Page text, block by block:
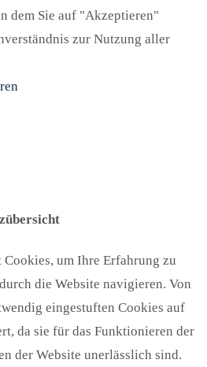
dem Sie auf "Akzeptieren"
zur Nutzung aller
Cookies, um Ihre Erfahrung zu
die Website navigieren. Von
eingestuften Cookies auf
da sie für das Funktionieren der
der Website unerlässlich sind.